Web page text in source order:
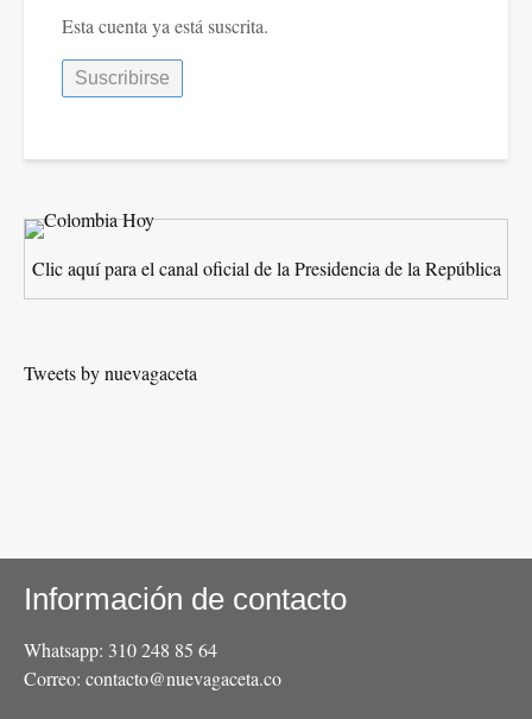
colombiano?
Esta cuenta ya está suscrita.
Clic aquí para el canal oficial de la Presidencia de la República
Tweets by nuevagaceta
Información de contacto
Whatsapp: 310 248 85 64
Correo: contacto@nuevagaceta.co